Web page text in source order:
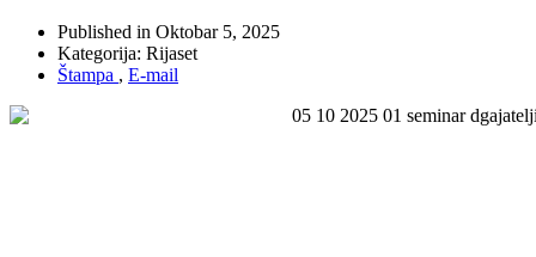
Published in Oktobar 5, 2025
Kategorija: Rijaset
Štampa , E-mail